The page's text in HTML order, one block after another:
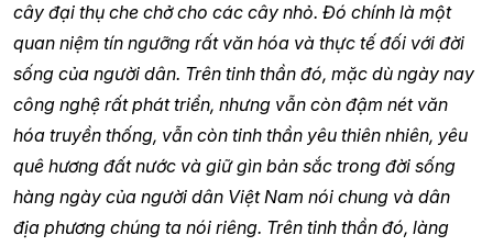
cây đại thụ che chở cho các cây nhỏ. Đó chính là một
quan niệm tín ngưỡng rất văn hóa và thực tế đối với đời
sống của người dân. Trên tinh thần đó, mặc dù ngày nay
công nghệ rất phát triển, nhưng vẫn còn đậm nét văn
hóa truyền thống, vẫn còn tinh thần yêu thiên nhiên, yêu
quê hương đất nước và giữ gìn bản sắc trong đời sống
hàng ngày của người dân Việt Nam nói chung và dân
địa phương chúng ta nói riêng. Trên tinh thần đó, làng